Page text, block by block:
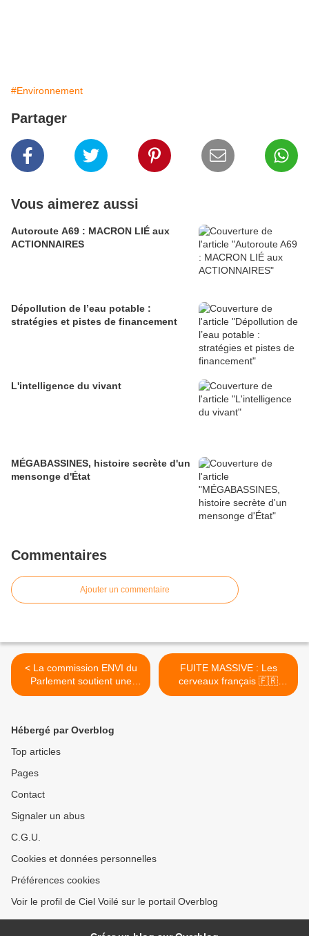
#Environnement
Partager
Vous aimerez aussi
Autoroute A69 : MACRON LIÉ aux
ACTIONNAIRES
Dépollution de l’eau potable :
stratégies et pistes de financement
L'intelligence du vivant
MÉGABASSINES, histoire secrète d'un
mensonge d'État
Commentaires
Ajouter un commentaire
< La commission ENVI du
Parlement soutient une
offensive du PPE contre les
FUITE MASSIVE : Les
cerveaux français 🇫🇷
ABANDONNENT le pays ! >
Hébergé par Overblog
Top articles
Pages
Contact
Signaler un abus
C.G.U.
Cookies et données personnelles
Préférences cookies
Voir le profil de Ciel Voilé sur le portail Overblog